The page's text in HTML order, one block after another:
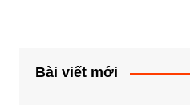
Bài viết mới